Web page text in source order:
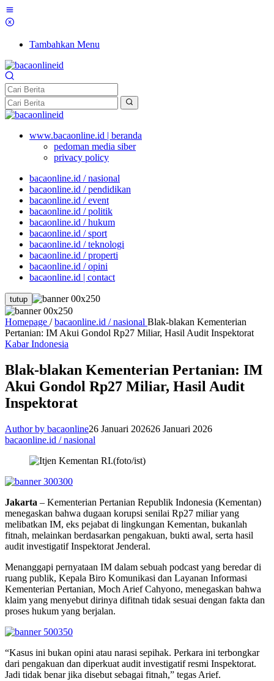
Tambahkan Menu
www.bacaonline.id | beranda
pedoman media siber
privacy policy
bacaonline.id / nasional
bacaonline.id / pendidikan
bacaonline.id / event
bacaonline.id / politik
bacaonline.id / hukum
bacaonline.id / sport
bacaonline.id / teknologi
bacaonline.id / properti
bacaonline.id / opini
bacaonline.id | contact
tutup
Homepage / bacaonline.id / nasional Blak-blakan Kementerian
Pertanian: IM Akui Gondol Rp27 Miliar, Hasil Audit Inspektorat
Kabar Indonesia
Blak-blakan Kementerian Pertanian: IM
Akui Gondol Rp27 Miliar, Hasil Audit
Inspektorat
Author by bacaonline26 Januari 202626 Januari 2026
bacaonline.id / nasional
Jakarta – Kementerian Pertanian Republik Indonesia (Kementan)
menegaskan bahwa dugaan korupsi senilai Rp27 miliar yang
melibatkan IM, eks pejabat di lingkungan Kementan, bukanlah
fitnah, melainkan berdasarkan pengakuan, bukti awal, serta hasil
audit investigatif Inspektorat Jenderal.
Menanggapi pernyataan IM dalam sebuah podcast yang beredar di
ruang publik, Kepala Biro Komunikasi dan Layanan Informasi
Kementerian Pertanian, Moch Arief Cahyono, menegaskan bahwa
klaim yang menyebut dirinya difitnah tidak sesuai dengan fakta dan
proses hukum yang berjalan.
“Kasus ini bukan opini atau narasi sepihak. Perkara ini terbongkar
dari pengakuan dan diperkuat audit investigatif resmi Inspektorat.
Jadi tidak benar jika disebut sebagai fitnah,” tegas Arief.